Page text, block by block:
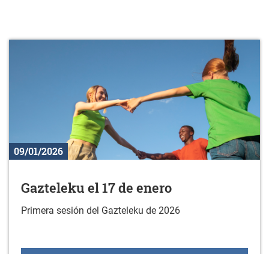
09/01/2026
Gazteleku el 17 de enero
Primera sesión del Gazteleku de 2026